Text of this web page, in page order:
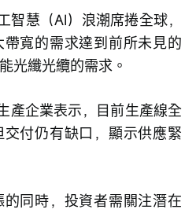
慧（AI）浪潮席捲全球，
寬的需求達到前所未見的
光纖光纜的需求。
產企業表示，目前生產線全
付仍有缺口，顯示供應緊
同時，投資者需關注潛在